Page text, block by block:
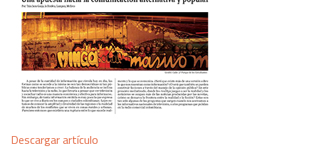
Descargar artículo